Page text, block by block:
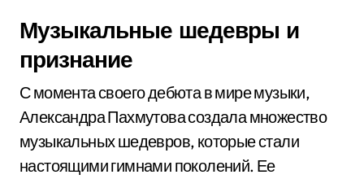
Музыкальные шедевры и
признание
С момента своего дебюта в мире музыки,
Александра Пахмутова создала множество
музыкальных шедевров, которые стали
настоящими гимнами поколений. Ее